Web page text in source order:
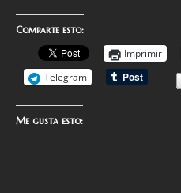
Comparte esto:
Imprimir
Telegram
Me gusta esto: